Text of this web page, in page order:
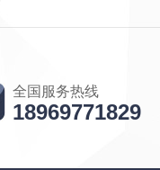
全国服务热线
18969771829